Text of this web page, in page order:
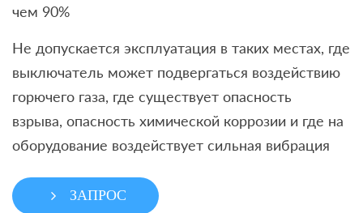
чем 90%
Не допускается эксплуатация в таких местах, где
выключатель может подвергаться воздействию
горючего газа, где существует опасность
взрыва, опасность химической коррозии и где на
оборудование воздействует сильная вибрация
ЗАПРОС